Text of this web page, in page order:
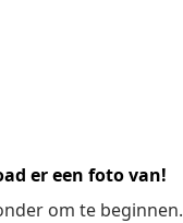
er een foto van!
om te beginnen.